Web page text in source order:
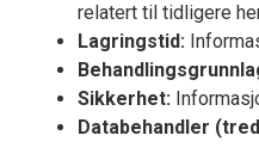
relatert til tidligere
Lagringstid:
Sikkerhet:
Databehandler